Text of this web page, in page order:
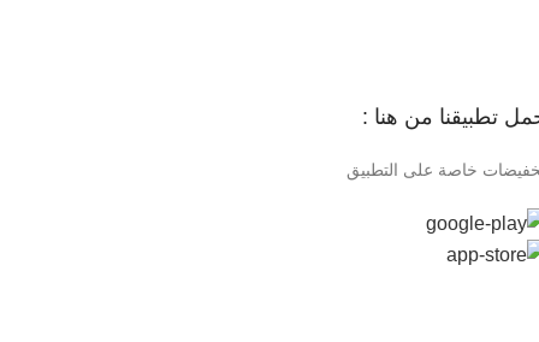
تطبيقنا من هنا :
خاصة على التطبيق